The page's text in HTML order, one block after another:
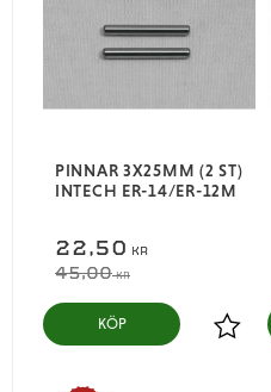
PINNAR 3X25MM (2 ST)
INTECH ER-14/ER-12M
22,50 KR
45,00KR
Lägg
KÖP